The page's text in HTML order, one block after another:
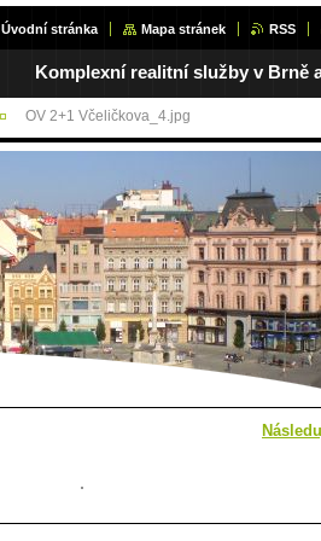
Úvodní stránka Mapa stránek RSS
Komplexní realitní služby v Brně
OV 2+1 Včeličkova_4.jpg